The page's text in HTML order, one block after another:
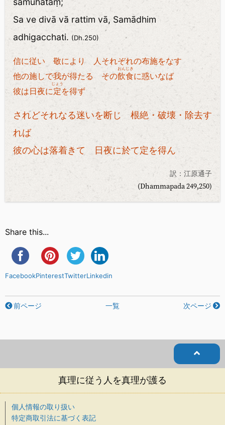
Sa ve divā vā rattim vā, Samādhim
adhigacchati. (Dh.250)
信に従い 敬により 人それぞれの布施をなす
他の施しで我が得たる その飲食
おんじき
に惑いなば
彼は日夜に定
じょう
を得ず
されどそれなる迷いを断じ 根絶・破壊・除去す
れば
彼の心は落着きて 日夜に於て定を得ん
訳：江原通子
(Dhammapada 249,250)
Share this...
FacebookPinterestTwitterLinkedin
前ページ 一覧 次ページ
真理に従う人を真理が護る
個人情報の取り扱い
特定商取引法に基づく表記